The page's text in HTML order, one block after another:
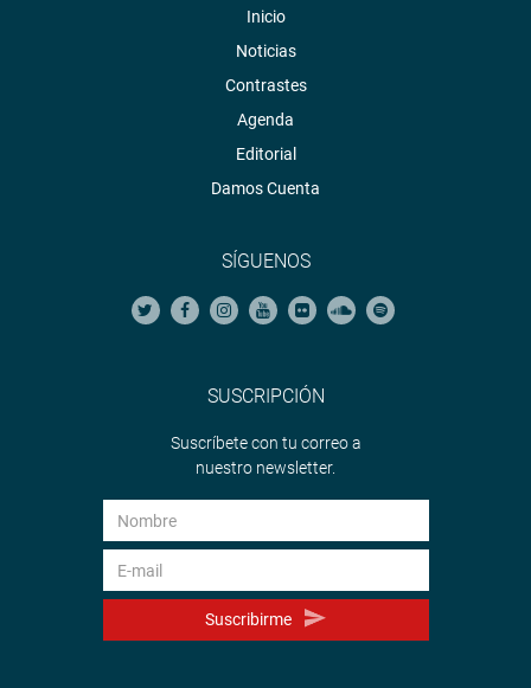
Inicio
Noticias
Contrastes
Agenda
Editorial
Damos Cuenta
SÍGUENOS
SUSCRIPCIÓN
Suscríbete con tu correo a
nuestro newsletter.
Suscribirme